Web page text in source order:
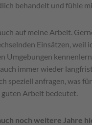
behandelt und fühle
auf meine Arbeit.
Einsätzen, weil
Umgebungen
immer wieder
speziell anfragen, was
Arbeit bedeutet.
noch weitere Jahre